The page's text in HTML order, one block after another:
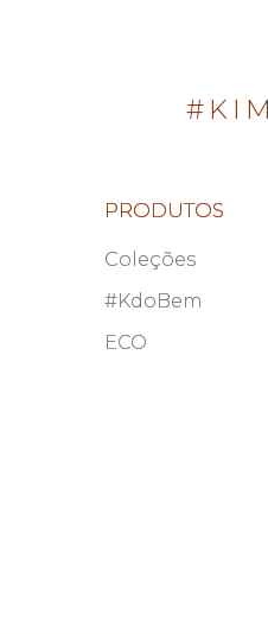
PRODUTOS
Coleções
#KdoBem
ECO